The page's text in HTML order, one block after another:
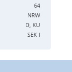
64
NRW
D, KU
SEK I